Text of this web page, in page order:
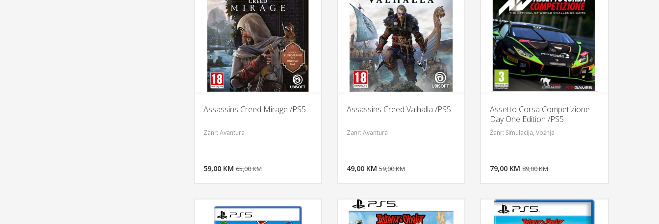
Assassins Creed Mirage /PS5
Zanr: Avantura
59,00 KM 65,00 KM
Assassins Creed Valhalla /PS5
Zanr: Avantura
49,00 KM 59,00 KM
Assetto Corsa Competizione -
Day One Edition /PS5
Žanr: Simulacija, Vožnja
79,00 KM 89,00 KM